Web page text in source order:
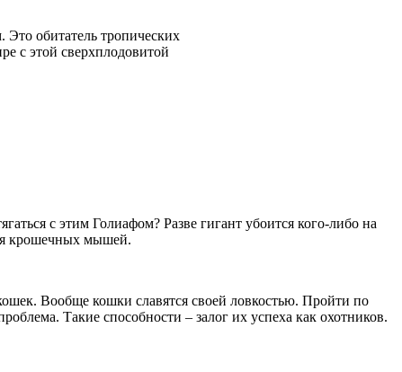
обитатель тропических
с этой сверхплодовитой
с этим Голиафом? Разве гигант убоится кого-либо на
крошечных мышей.
Вообще кошки славятся своей ловкостью. Пройти по
Такие способности – залог их успеха как охотников.